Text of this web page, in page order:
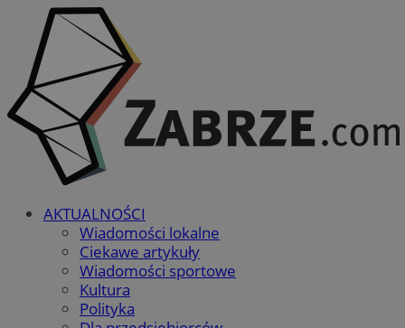
AKTUALNOŚCI
Wiadomości lokalne
Ciekawe artykuły
Wiadomości sportowe
Kultura
Polityka